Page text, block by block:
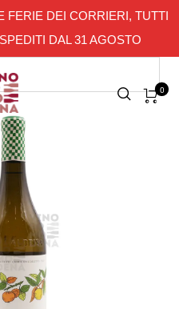
FERIE DEI CORRIERI, TUTTI
DAL 31 AGOSTO
0